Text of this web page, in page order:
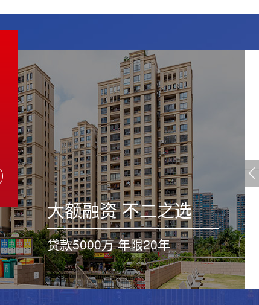
大额融资 不二之选
贷款5000万 年限20年
普洱房产抵押贷款流程
房产抵押贷款是指借款人以
房产作为抵押物向银行申请
贷款的融资方式。在申请房
产抵押贷...
普洱房屋抵押贷款利率
房屋抵押贷款利率是指借款
人以自己或他人的房屋作为
抵押物向银行申请贷款的融
资方式。...